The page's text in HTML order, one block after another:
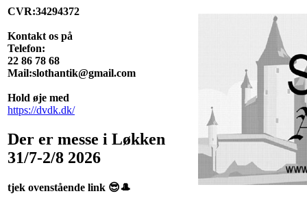
CVR:34294372
Kontakt os på
Telefon:
22 86 78 68
Mail:slothantik@gmail.com
Hold øje med
https://dvdk.dk/
Der er messe i Løkken
31/7-2/8 2026
tjek ovenstående link 😎🎩